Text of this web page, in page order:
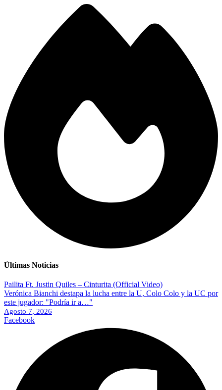
Últimas Noticias
Pailita Ft. Justin Quiles – Cinturita (Official Video)
Verónica Bianchi destapa la lucha entre la U, Colo Colo y la UC por
este jugador: "Podría ir a…"
Agosto 7, 2026
Facebook